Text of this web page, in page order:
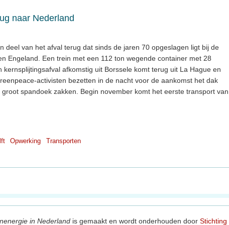
naar Nederland
deel van het afval terug dat sinds de jaren 70 opgeslagen ligt bij de
Engeland. Een trein met een 112 ton wegende container met 28
kernsplijtingsafval afkomstig uit Borssele komt terug uit La Hague en
activisten bezetten in de nacht voor de aankomst het dak
spandoek zakken. Begin november komt het eerste transport van
Opwerking Transporten
in Nederland is gemaakt en wordt onderhouden door Stichting